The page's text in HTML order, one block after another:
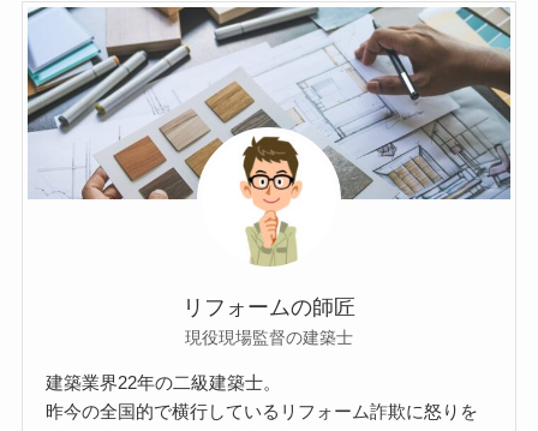
リフォームの師匠
現役現場監督の建築士
建築業界22年の二級建築士。
昨今の全国的で横行しているリフォーム詐欺に怒りを